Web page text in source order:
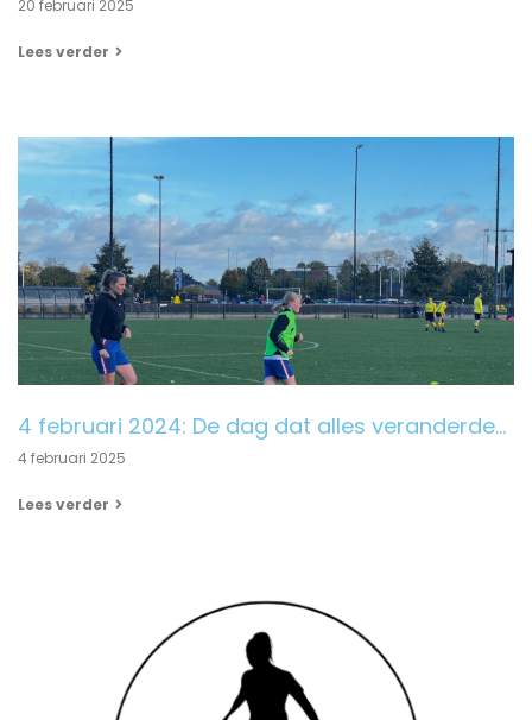
20 februari 2025
Lees verder
4 februari 2024: De dag dat alles veranderde…
4 februari 2025
Lees verder